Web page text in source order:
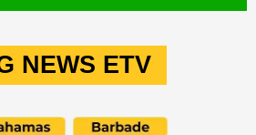
NEWS ETV